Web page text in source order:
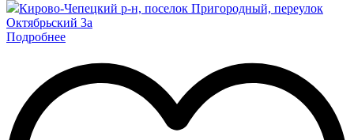
Кирово-Чепецкий р-н, поселок Пригородный, переулок
Октябрьский 3а
Подробнее